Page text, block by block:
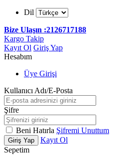
Dil
Bize Ulaşın :2126717188
Kargo Takip
Kayıt Ol Giriş Yap
Hesabım
Üye Girişi
Kullanıcı Adı/E-Posta
Şifre
Beni Hatırla Şifremi Unuttum
Giriş Yap
Kayıt Ol
Sepetim